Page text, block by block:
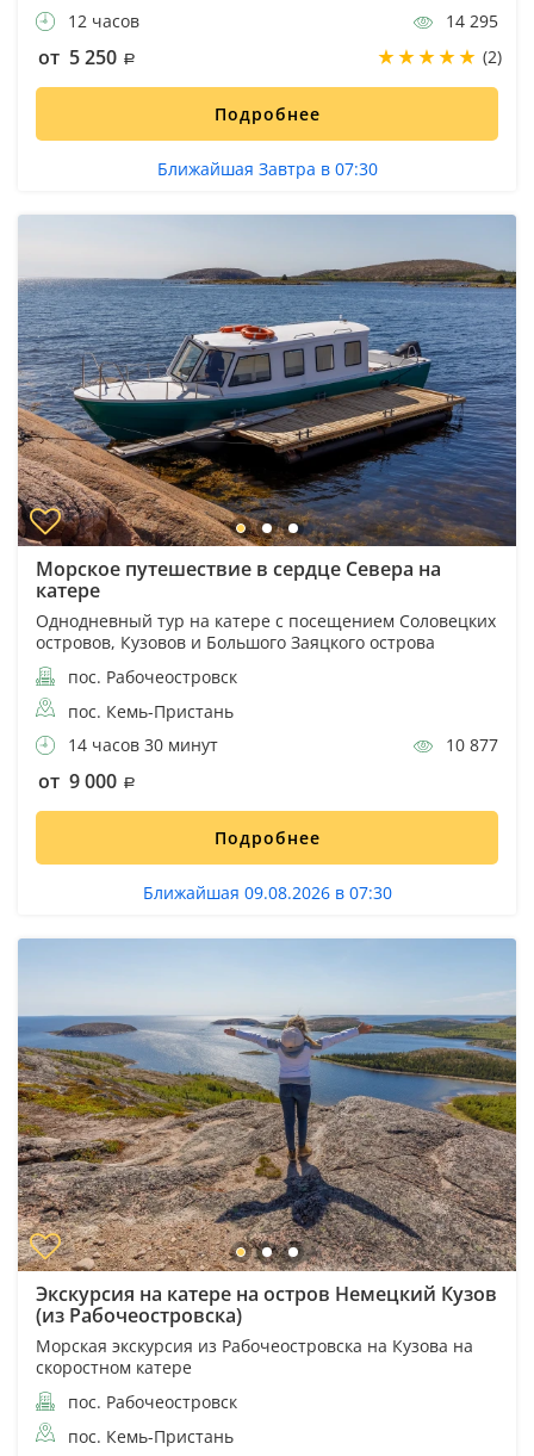
12 часов
14 295
от 5 250 (2)
Подробнее
Ближайшая Завтра в 07:30
Морское путешествие в сердце Севера на
катере
Однодневный тур на катере с посещением Соловецких
островов, Кузовов и Большого Заяцкого острова
пос. Рабочеостровск
пос. Кемь-Пристань
14 часов 30 минут
10 877
от 9 000
Подробнее
Ближайшая 09.08.2026 в 07:30
Экскурсия на катере на остров Немецкий Кузов
(из Рабочеостровска)
Морская экскурсия из Рабочеостровска на Кузова на
скоростном катере
пос. Рабочеостровск
пос. Кемь-Пристань